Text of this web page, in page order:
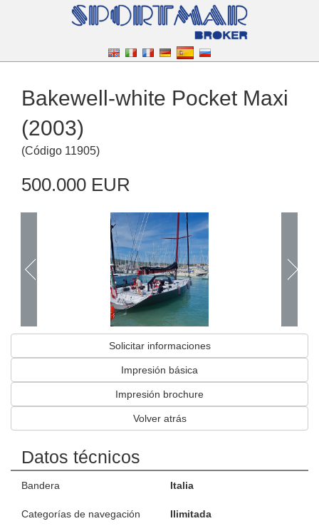
Bakewell-white Pocket Maxi
(2003)
(Código 11905)
500.000 EUR
Solicitar informaciones
Impresión básica
Impresión brochure
Volver atrás
Datos técnicos
Bandera Italia
Categorías de navegación Ilimitada